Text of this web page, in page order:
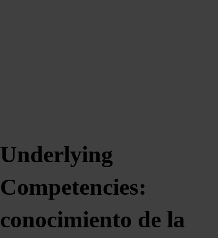
Underlying
Competencies:
conocimiento de la